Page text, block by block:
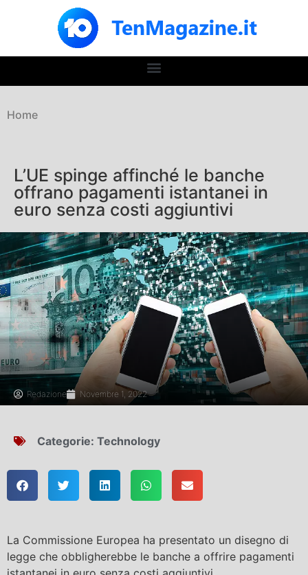
Home
L’UE spinge affinché le banche
offrano pagamenti istantanei in
euro senza costi aggiuntivi
Redazione Novembre 1, 2022
Categorie: Technology
La Commissione Europea ha presentato un disegno di
legge che obbligherebbe le banche a offrire pagamenti